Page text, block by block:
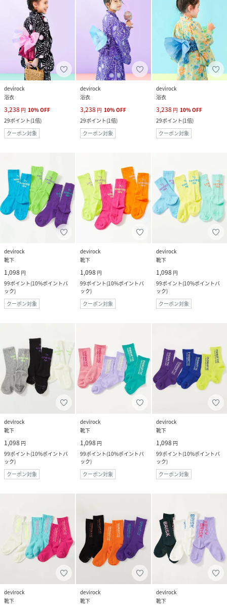
devirock
浴衣
3,238 円 10%OFF
29ポイント(1倍)
クーポン対象
devirock
浴衣
3,238 円 10%OFF
29ポイント(1倍)
クーポン対象
devirock
浴衣
3,238 円 10%OFF
29ポイント(1倍)
クーポン対象
devirock
靴下
1,098 円
99ポイント(10%ポイントバ
ック)
クーポン対象
devirock
靴下
1,098 円
99ポイント(10%ポイントバ
ック)
クーポン対象
devirock
靴下
1,098 円
99ポイント(10%ポイントバ
ック)
クーポン対象
devirock
靴下
1,098 円
99ポイント(10%ポイントバ
ック)
クーポン対象
devirock
靴下
1,098 円
99ポイント(10%ポイントバ
ック)
クーポン対象
devirock
靴下
1,098 円
99ポイント(10%ポイントバ
ック)
クーポン対象
devirock
靴下
devirock
靴下
devirock
靴下